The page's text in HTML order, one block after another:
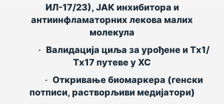
ИЛ-17/23), ЈАК инхибитора и
антиинфламаторних лекова малих
молекула
• Валидација циља за урођене и Тх1/
Тх17 путеве у ХС
• Откривање биомаркера (генски
потписи, растворљиви медијатори)